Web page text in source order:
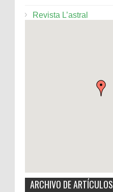
Revista L’astral
ARCHIVO DE ARTÍCULOS